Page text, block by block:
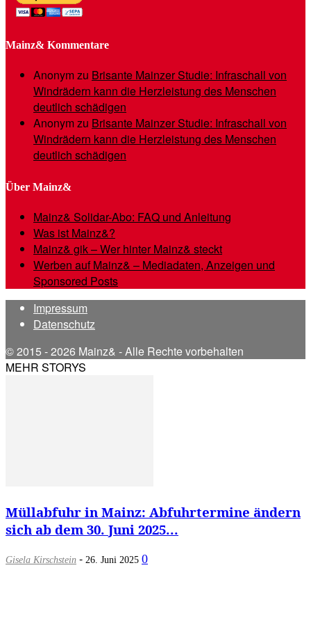
Mainz& Kommentare
Anonymzu Brisante Mainzer Studie: Infraschall von
Windrädern kann die Herzleistung des Menschen
deutlich schädigen
Anonymzu Brisante Mainzer Studie: Infraschall von
Windrädern kann die Herzleistung des Menschen
deutlich schädigen
Über Mainz&
Mainz& Solidar-Abo: FAQ und Anleitung
Was ist Mainz&?
Mainz& gik – Wer hinter Mainz& steckt
Werben auf Mainz& – Mediadaten, Anzeigen und
Sponsored Posts
Impressum
Datenschutz
© 2015 - 2026 Mainz& - Alle Rechte vorbehalten
MEHR STORYS
Müllabfuhr in Mainz: Abfuhrtermine ändern
sich ab dem 30. Juni 2025...
Gisela Kirschstein - 26. Juni 2025 0